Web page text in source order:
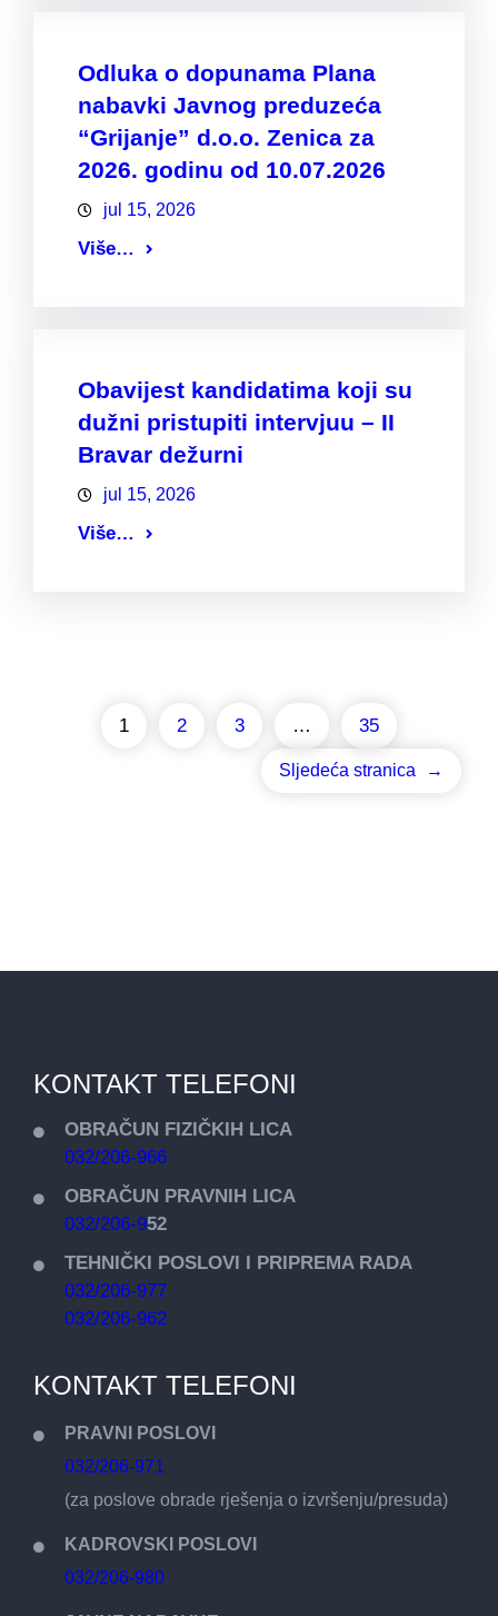
Odluka o dopunama Plana
nabavki Javnog preduzeća
“Grijanje” d.o.o. Zenica za
2026. godinu od 10.07.2026
jul 15, 2026
Više…
Obavijest kandidatima koji su
dužni pristupiti intervjuu – II
Bravar dežurni
jul 15, 2026
Više…
1 2 3 … 35
Sljedeća stranica →
KONTAKT TELEFONI
OBRAČUN FIZIČKIH LICA
032/206-966
OBRAČUN PRAVNIH LICA
032/206-952
TEHNIČKI POSLOVI I PRIPREMA RADA
032/206-977
032/206-962
KONTAKT TELEFONI
PRAVNI POSLOVI
032/206-971
(za poslove obrade rješenja o izvršenju/presuda)
KADROVSKI POSLOVI
032/206-980